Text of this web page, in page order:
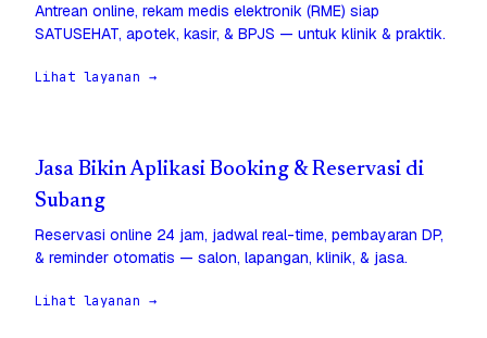
Antrean online, rekam medis elektronik (RME) siap
SATUSEHAT, apotek, kasir, & BPJS — untuk klinik & praktik.
Lihat layanan →
Jasa Bikin Aplikasi Booking & Reservasi di
Subang
Reservasi online 24 jam, jadwal real-time, pembayaran DP,
& reminder otomatis — salon, lapangan, klinik, & jasa.
Lihat layanan →